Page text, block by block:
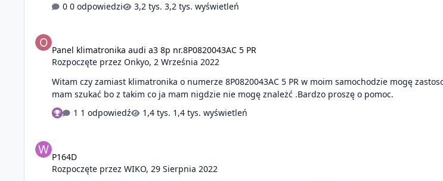
0 odpowiedzi
3,2 tys. wyświetleń
Panel klimatronika audi a3 8p nr.8P0820043AC 5 PR
Rozpoczęte przezOnkyo,2 Września 2022
Witam czy zamiast klimatronika o numerze 8P0820043AC 5 PR w moim samochodzie mogę zastosować z innym numerem tak żeby wszystko działało jeżeli tak to z jakim numerem
mam szukać bo z takim co ja mam nigdzie nie mogę znależć .Bardzo proszę o pomoc.
1 odpowiedź
1,4 tys. wyświetleń
P164D
Rozpoczęte przezWIKO, 29 Sierpnia 2022